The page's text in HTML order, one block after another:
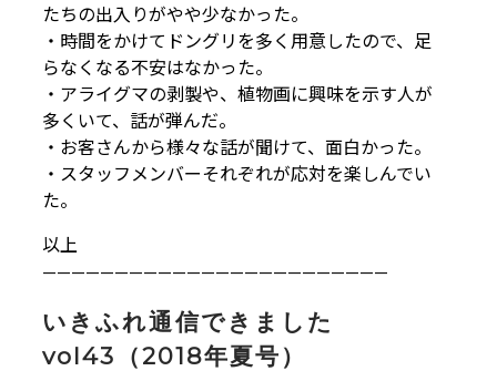
たちの出入りがやや少なかった。
・時間をかけてドングリを多く用意したので、足
らなくなる不安はなかった。
・アライグマの剥製や、植物画に興味を示す人が
多くいて、話が弾んだ。
・お客さんから様々な話が聞けて、面白かった。
・スタッフメンバーそれぞれが応対を楽しんでい
た。
以上
————————————————————————
いきふれ通信できました
vol43（2018年夏号）